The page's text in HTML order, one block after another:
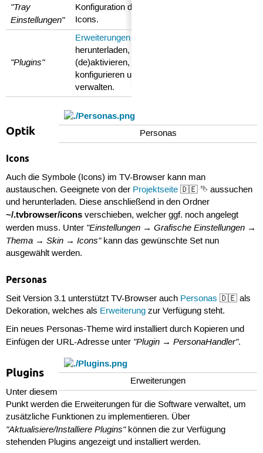
"Tray
Einstellungen"
Konfiguration des
Icons.
"Plugins"
Erweiterungen
herunterladen,
(de)aktivieren,
konfigurieren und
verwalten.
Personas
Optik
Icons
Auch die Symbole (Icons) im TV-Browser kann man
austauschen. Geeignete von der Projektseite🇩🇪 ⮷ aussuchen
und herunterladen. Diese anschließend in den Ordner
~/.tvbrowser/iconsverschieben, welcher ggf. noch angelegt
werden muss. Unter "Einstellungen → Grafische Einstellungen →
Thema → Skin → Icons"kann das gewünschte Set nun
ausgewählt werden.
Personas
Seit Version 3.1 unterstützt TV-Browser auch Personas 🇩🇪 als
Dekoration, welches als Erweiterungzur Verfügung steht.
Ein neues Personas-Theme wird installiert durch Kopieren und
Einfügen der URL-Adresse unter "Plugin → PersonaHandler".
Erweiterungen
Plugins
Unter diesem
Punkt werden die Erweiterungen für die Software verwaltet, um
zusätzliche Funktionen zu implementieren. Über
"Aktualisiere/Installiere Plugins"können die zur Verfügung
stehenden Plugins angezeigt und installiert werden.